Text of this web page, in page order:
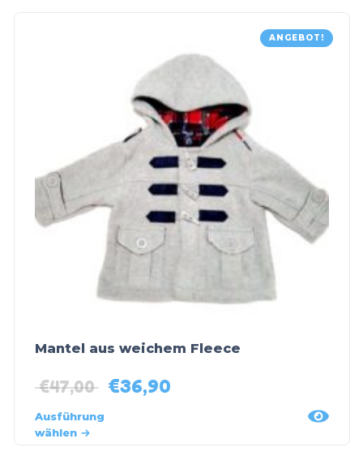
ANGEBOT!
Mantel aus weichem Fleece
€47,00 €36,90
Ausführung
wählen